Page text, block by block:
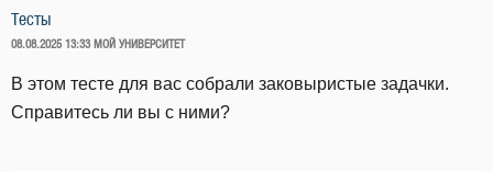
Тесты
ОПУБЛИКОВАНО
08.08.2025 13:33 МОЙ УНИВЕРСИТЕТ
В этом тесте для вас собрали заковыристые задачки.
Справитесь ли вы с ними?